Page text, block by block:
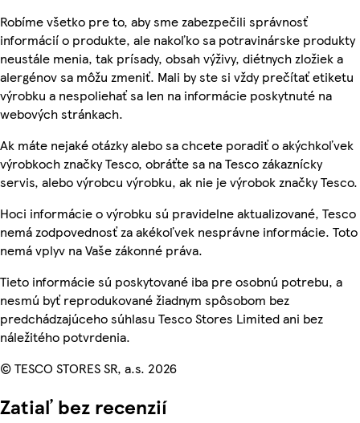
Robíme všetko pre to, aby sme zabezpečili správnosť
informácií o produkte, ale nakoľko sa potravinárske produkty
neustále menia, tak prísady, obsah výživy, diétnych zložiek a
alergénov sa môžu zmeniť. Mali by ste si vždy prečítať etiketu
výrobku a nespoliehať sa len na informácie poskytnuté na
webových stránkach.
Ak máte nejaké otázky alebo sa chcete poradiť o akýchkoľvek
výrobkoch značky Tesco, obráťte sa na Tesco zákaznícky
servis, alebo výrobcu výrobku, ak nie je výrobok značky Tesco.
Hoci informácie o výrobku sú pravidelne aktualizované, Tesco
nemá zodpovednosť za akékoľvek nesprávne informácie. Toto
nemá vplyv na Vaše zákonné práva.
Tieto informácie sú poskytované iba pre osobnú potrebu, a
nesmú byť reprodukované žiadnym spôsobom bez
predchádzajúceho súhlasu Tesco Stores Limited ani bez
náležitého potvrdenia.
© TESCO STORES SR, a.s. 2026
Zatiaľ bez recenzií